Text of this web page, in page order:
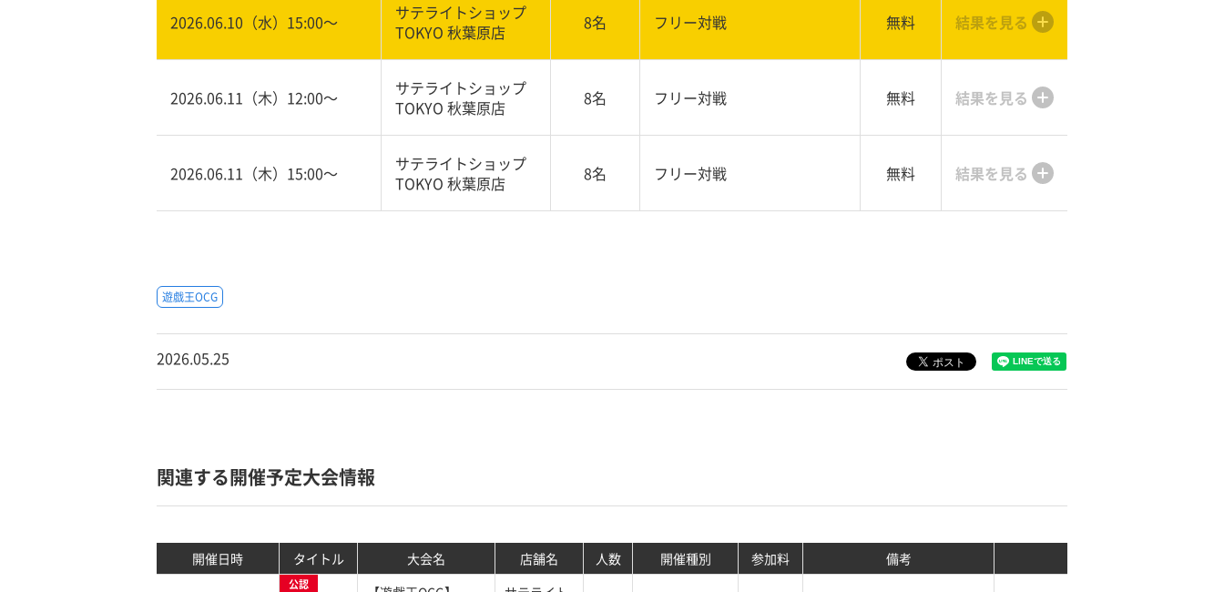
2026.06.10（水）15:00〜
サテライトショップ
TOKYO 秋葉原店
8名 フリー対戦 無料 結果を見る
2026.06.11（木）12:00〜
サテライトショップ
TOKYO 秋葉原店
8名 フリー対戦 無料 結果を見る
2026.06.11（木）15:00〜
サテライトショップ
TOKYO 秋葉原店
8名 フリー対戦 無料 結果を見る
遊戯王OCG
2026.05.25
関連する開催予定大会情報
開催日時 タイトル 大会名 店舗名 人数 開催種別 参加料 備考
公認